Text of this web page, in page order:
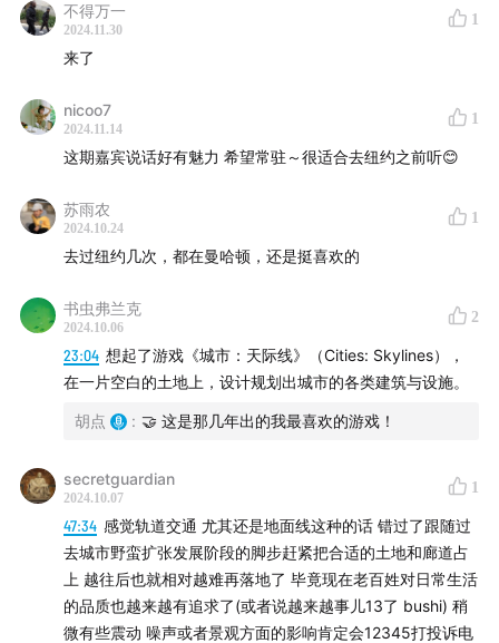
不得万一
2024.11.30
1
来了
nicoo7
2024.11.14
1
这期嘉宾说话好有魅力 希望常驻～很适合去纽约之前听😊
苏雨农
2024.10.24
1
去过纽约几次，都在曼哈顿，还是挺喜欢的
书虫弗兰克
2024.10.06
2
23:04 想起了游戏《城市：天际线》（Cities: Skylines），
在一片空白的土地上，设计规划出城市的各类建筑与设施。
胡点 : 🤝 这是那几年出的我最喜欢的游戏！
secretguardian
2024.10.07
1
47:34 感觉轨道交通 尤其还是地面线这种的话 错过了跟随过
去城市野蛮扩张发展阶段的脚步赶紧把合适的土地和廊道占
上 越往后也就相对越难再落地了 毕竟现在老百姓对日常生活
的品质也越来越有追求了(或者说越来越事儿13了 bushi) 稍
微有些震动 噪声或者景观方面的影响肯定会12345打投诉电